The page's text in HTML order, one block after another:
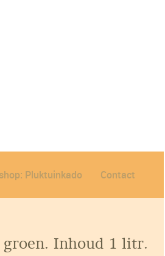
Pluktuinkado Contact
Inhoud 1 litr.